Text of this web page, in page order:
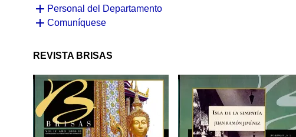
Personal del Departamento
Comuníquese
REVISTA BRISAS